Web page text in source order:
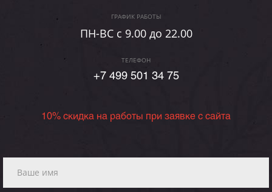
ГРАФИК РАБОТЫ
ПН-ВC c 9.00 до 22.00
ТЕЛЕФОН
+7 499 501 34 75
10% скидка на работы при заявке с сайта